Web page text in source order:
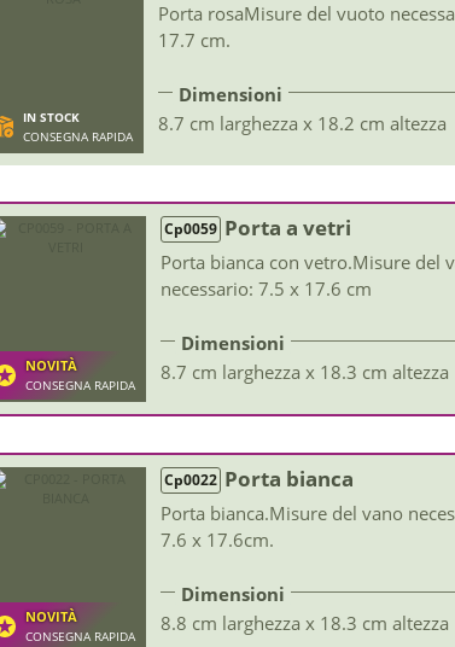
IN STOCK
CONSEGNA RAPIDA
Porta rosaMisure del vuoto
17.7 cm.
Dimensioni
8.7 cm larghezza x 18.2 cm altezza
NOVITÀ
CONSEGNA RAPIDA
Cp0059 Porta a vetri
Porta bianca con vetro.Misure del
necessario: 7.5 x 17.6 cm
Dimensioni
8.7 cm larghezza x 18.3 cm altezza
NOVITÀ
CONSEGNA RAPIDA
Cp0022 Porta bianca
Porta bianca.Misure del vano
7.6 x 17.6cm.
Dimensioni
8.8 cm larghezza x 18.3 cm altezza